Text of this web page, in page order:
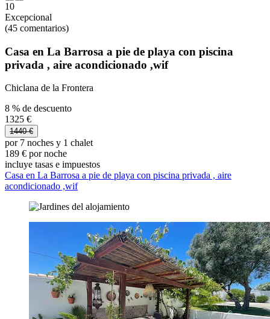
10
Excepcional
(45 comentarios)
Casa en La Barrosa a pie de playa con piscina
privada , aire acondicionado ,wif
Chiclana de la Frontera
8 % de descuento
1325 €
1440 €
por 7 noches y 1 chalet
189 € por noche
incluye tasas e impuestos
Casa en La Barrosa a pie de playa con piscina privada , aire
acondicionado ,wif